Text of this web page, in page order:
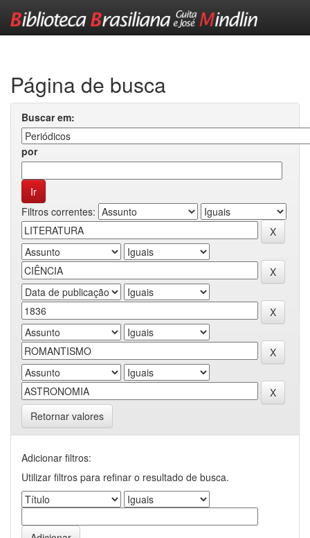
Página de busca
Buscar em:
por
Filtros correntes:
Retornar valores
Adicionar filtros:
Utilizar filtros para refinar o resultado de busca.